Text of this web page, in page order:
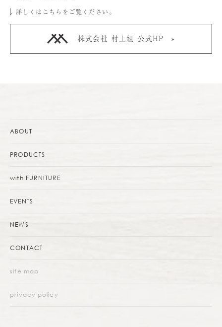
詳しくはこちらをご覧ください。
株式会社 村上組 公式HP
ABOUT
PRODUCTS
with FURNITURE
EVENTS
NEWS
CONTACT
site map
privacy policy